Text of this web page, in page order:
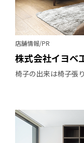
店舗情報/PR
株式会社イヨベ
椅子の出来は椅子張